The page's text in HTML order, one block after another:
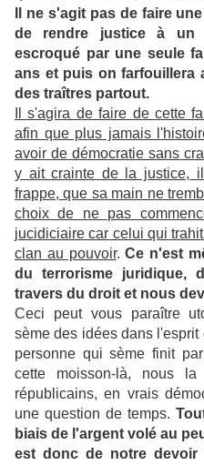
Il ne s'agit pas de faire
de rendre justice à un
escroqué par une seule
ans et puis on farfouillera
des traîtres partout.
Il s'agira de faire de cette
afin que plus jamais
avoir de démocratie sans
y ait crainte de la justice,
frappe, que sa main ne
choix de ne pas
jucidiciaire car celui qui
clan au pouvoir.Ce n'est
du terrorisme juridique,
travers du droit et nous
Ceci peut vous paraître
sème des idées dans
personne qui sème finit
cette moisson-là, nous
républicains, en vrais
une question de temps.
biais de l'argent volé au
est donc de notre